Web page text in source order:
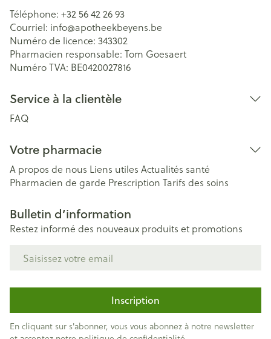
Téléphone: +32 56 42 26 93
Courriel: info@apotheekbeyens.be
Numéro de licence: 343302
Pharmacien responsable: Tom Goesaert
Numéro TVA: BE0420027816
Service à la clientèle
FAQ
Votre pharmacie
A propos de nous Liens utiles Actualités santé
Pharmacien de garde Prescription Tarifs des soins
Bulletin d’information
Restez informé des nouveaux produits et promotions
Inscription
En cliquant sur s'abonner, vous vous abonnez à notre newsletter